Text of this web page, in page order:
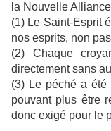
la Nouvelle
(1) Le Saint-Esprit
nos esprits, non
(2) Chaque
directement sans
(3) Le péché a été
pouvant plus être
donc exigé pour le